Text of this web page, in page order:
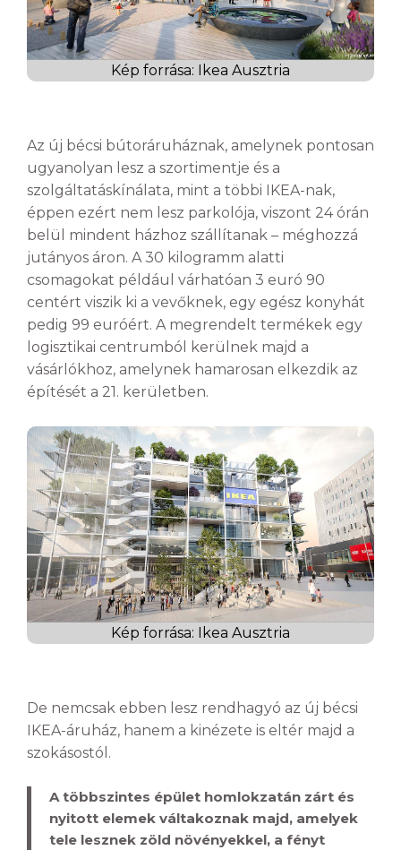
Kép forrása: Ikea Ausztria
Az új bécsi bútoráruháznak, amelynek pontosan
ugyanolyan lesz a szortimentje és a
szolgáltatáskínálata, mint a többi IKEA-nak,
éppen ezért nem lesz parkolója, viszont 24 órán
belül mindent házhoz szállítanak – méghozzá
jutányos áron. A 30 kilogramm alatti
csomagokat például várhatóan 3 euró 90
centért viszik ki a vevőknek, egy egész konyhát
pedig 99 euróért. A megrendelt termékek egy
logisztikai centrumból kerülnek majd a
vásárlókhoz, amelynek hamarosan elkezdik az
építését a 21. kerületben.
Kép forrása: Ikea Ausztria
De nemcsak ebben lesz rendhagyó az új bécsi
IKEA-áruház, hanem a kinézete is eltér majd a
szokásostól.
A többszintes épület homlokzatán zárt és
nyitott elemek váltakoznak majd, amelyek
tele lesznek zöld növényekkel, a fényt